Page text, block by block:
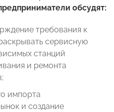
обсудят:
требования к
сервисную
станций
и ремонта
импорта
и создание